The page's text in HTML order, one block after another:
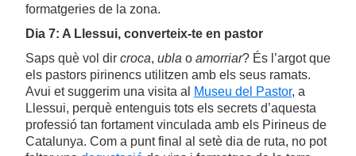
formatgeries de la zona.
Dia 7: A Llessui, converteix-te en pastor
Saps què vol dir croca, ubla o amorriar? És l’argot que
els pastors pirinencs utilitzen amb els seus ramats.
Avui et suggerim una visita al
Museu del Pastor, a
Llessui, perquè entenguis tots els secrets d’aquesta
professió tan fortament vinculada amb els Pirineus de
Catalunya. Com a punt final al setè dia de ruta, no pot